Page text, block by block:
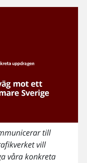
till
vill
våra konkreta